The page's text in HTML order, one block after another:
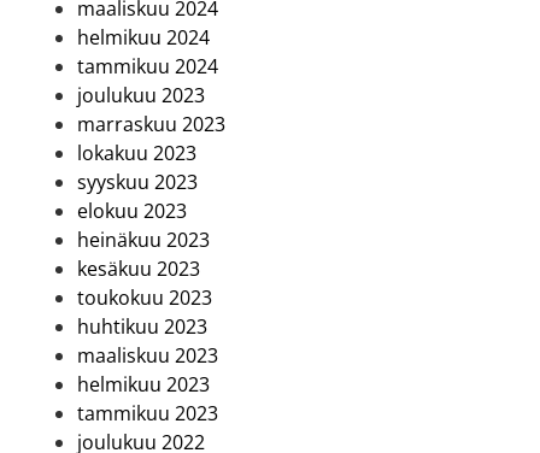
maaliskuu 2024
helmikuu 2024
tammikuu 2024
joulukuu 2023
marraskuu 2023
lokakuu 2023
syyskuu 2023
elokuu 2023
heinäkuu 2023
kesäkuu 2023
toukokuu 2023
huhtikuu 2023
maaliskuu 2023
helmikuu 2023
tammikuu 2023
joulukuu 2022